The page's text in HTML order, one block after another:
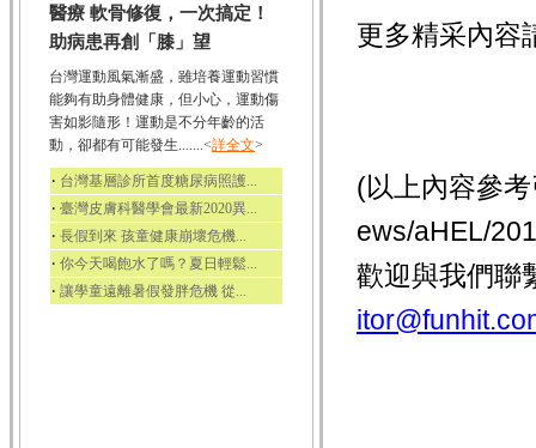
醫療 軟骨修復，一次搞定！
助病患再創「膝」望
台灣運動風氣漸盛，雖培養運動習慣
能夠有助身體健康，但小心，運動傷
害如影隨形！運動是不分年齡的活
動，卻都有可能發生.......<詳全文>
‧ 台灣基層診所首度糖尿病照護...
‧ 臺灣皮膚科醫學會最新2020異...
‧ 長假到來 孩童健康崩壞危機...
‧ 你今天喝飽水了嗎？夏日輕鬆...
‧ 讓學童遠離暑假發胖危機 從...
更多精采內容
(以上內容參
ews/aHEL/
歡迎與我們聯